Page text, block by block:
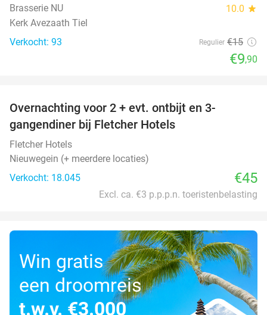
Brasserie NU 10.0 star
Kerk Avezaath Tiel
Verkocht: 93
Regulier €15
€9,90
Overnachting voor 2 + evt. ontbijt en 3-
gangendiner bij Fletcher Hotels
Fletcher Hotels
Nieuwegein (+ meerdere locaties)
Verkocht: 18.045
€45
Excl. ca. €3 p.p.p.n. toeristenbelasting
Win gratis
een droomreis
t.w.v. €3.000